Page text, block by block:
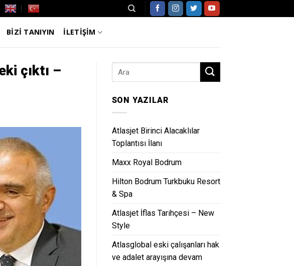
BİZİ TANIYIN İLETİŞİM
çıktı –
SON YAZILAR
Atlasjet Birinci Alacaklılar
Toplantısı İlanı
Maxx Royal Bodrum
Hilton Bodrum Turkbuku Resort
& Spa
Atlasjet İflas Tarihçesi – New
Style
Atlasglobal eski çalışanları hak
ve adalet arayışına devam